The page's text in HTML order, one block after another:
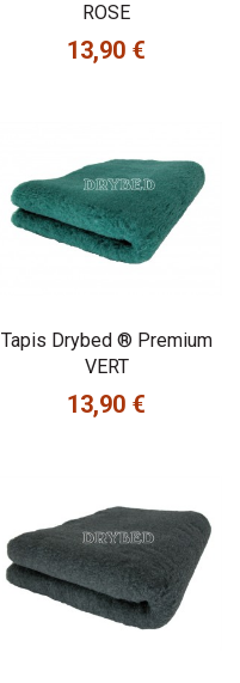
ROSE
Prix
13,90 €
Tapis Drybed ® Premium
VERT
Prix
13,90 €